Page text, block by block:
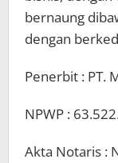
iniberita.id
bernaung
dengan
Penerbit : PT.
NPWP :
Akta Notaris :